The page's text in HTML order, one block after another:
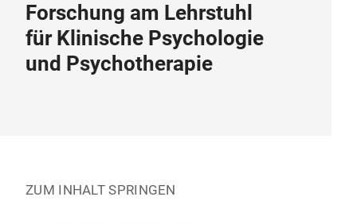
Forschung am Lehrstuhl
für Klinische Psychologie
und Psychotherapie
ZUM INHALT SPRINGEN